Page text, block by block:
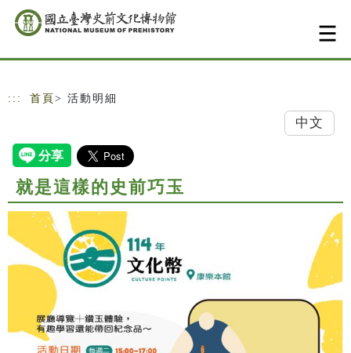
跳到主要內容
網站導覽
::: 首頁 > 活動明細
中文
就是這樣的史前巧玉